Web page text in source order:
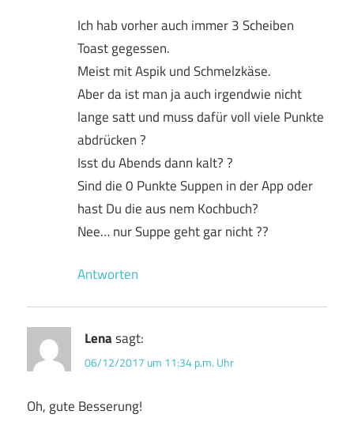
Ich hab vorher auch immer 3 Scheiben
Toast gegessen.
Meist mit Aspik und Schmelzkäse.
Aber da ist man ja auch irgendwie nicht
lange satt und muss dafür voll viele Punkte
abdrücken ?
Isst du Abends dann kalt? ?
Sind die 0 Punkte Suppen in der App oder
hast Du die aus nem Kochbuch?
Nee… nur Suppe geht gar nicht ??
Antworten
Lenasagt:
06/12/2017 um 11:34 p.m. Uhr
Oh, gute Besserung!